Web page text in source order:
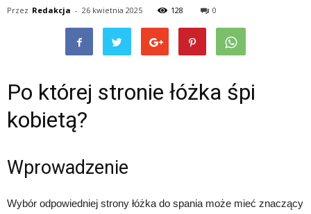
Przez Redakcja - 26 kwietnia 2025 128 0
Po której stronie łóżka śpi
kobietą?
Wprowadzenie
Wybór odpowiedniej strony łóżka do spania może mieć znaczący